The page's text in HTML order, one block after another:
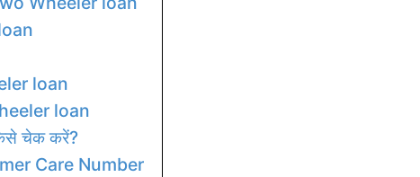
loan
loan
चेक करें?
Care Number